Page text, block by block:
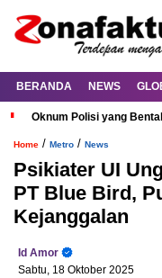
BERANDA NEWS
Oknum Polisi yang
Home / Metro / News
Psikiater UI
PT Blue Bird,
Kejanggalan
Id Amor
Sabtu, 18 Oktober 2025